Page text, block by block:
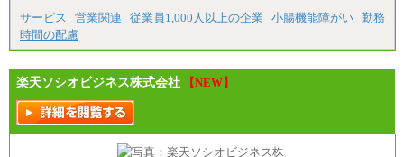
サービス
営業関連 従業員1,000人以上の企業 小腸機能障がい 勤務
時間の配慮
楽天ソシオビジネス株式会社 【NEW】